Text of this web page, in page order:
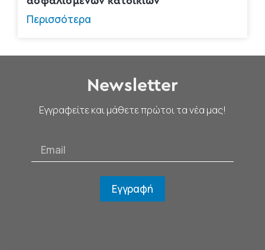
Περισσότερα
Newsletter
Εγγραφείτε και μάθετε πρώτοι τα νέα μας!
Εγγραφή